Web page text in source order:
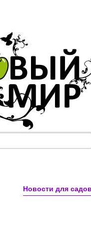
Новости для